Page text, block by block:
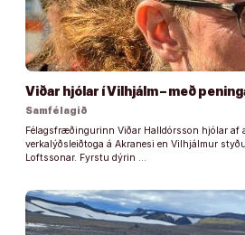
Viðar hjólar í Vilhjálm – með
Samfélagið
Félagsfræðingurinn Viðar Halldórsson hjólar af
verkalýðsleiðtoga á Akranesi en Vilhjálmur
Loftssonar. Fyrstu dýrin …